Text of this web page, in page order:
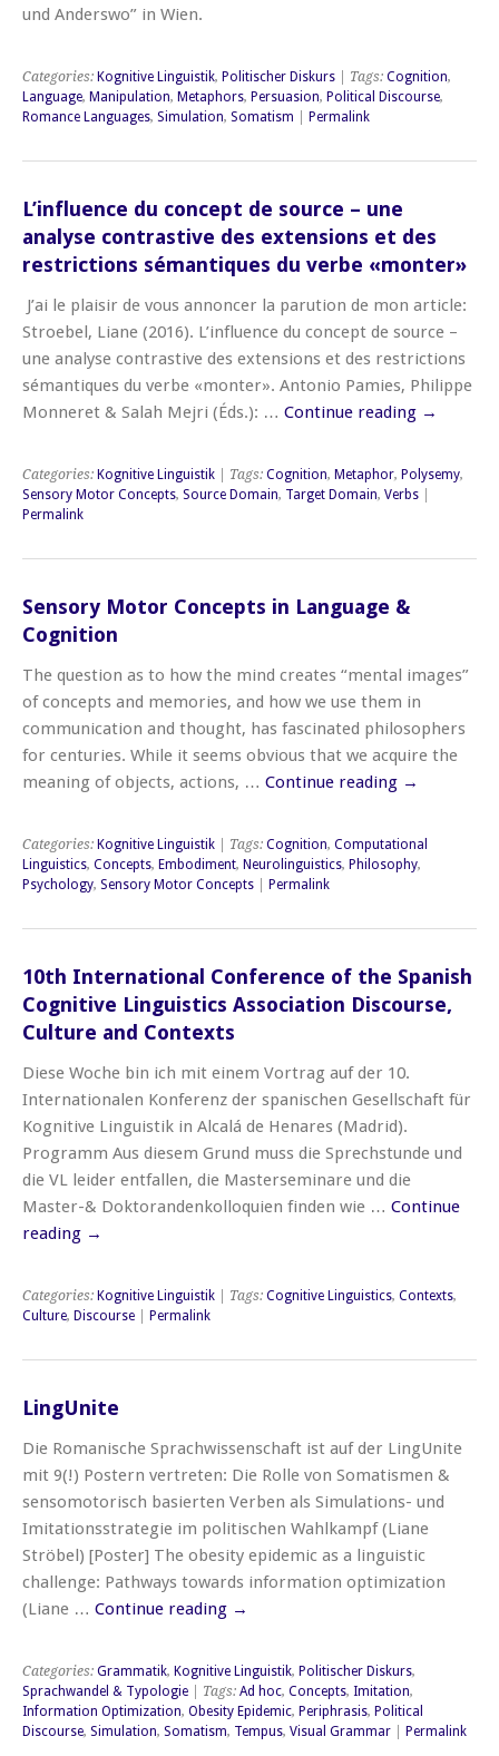
und Anderswo” in Wien.
Categories: Kognitive Linguistik, Politischer Diskurs | Tags: Cognition,
Language, Manipulation, Metaphors, Persuasion, Political Discourse,
Romance Languages, Simulation, Somatism Permalink
L’influence du concept de source – une
analyse contrastive des extensions et des
restrictions sémantiques du verbe «monter»
J’ai le plaisir de vous annoncer la parution de mon article:
Stroebel, Liane (2016). L’influence du concept de source –
une analyse contrastive des extensions et des restrictions
sémantiques du verbe «monter». Antonio Pamies, Philippe
Monneret & Salah Mejri (Éds.): … Continue reading →
Categories: Kognitive Linguistik | Tags: Cognition, Metaphor, Polysemy,
Sensory Motor Concepts, Source Domain, Target Domain, Verbs
Permalink
Sensory Motor Concepts in Language &
Cognition
The question as to how the mind creates “mental images”
of concepts and memories, and how we use them in
communication and thought, has fascinated philosophers
for centuries. While it seems obvious that we acquire the
meaning of objects, actions, … Continue reading →
Categories: Kognitive Linguistik | Tags: Cognition, Computational
Linguistics, Concepts, Embodiment, Neurolinguistics, Philosophy,
Psychology, Sensory Motor Concepts Permalink
10th International Conference of the Spanish
Cognitive Linguistics Association Discourse,
Culture and Contexts
Diese Woche bin ich mit einem Vortrag auf der 10.
Internationalen Konferenz der spanischen Gesellschaft für
Kognitive Linguistik in Alcalá de Henares (Madrid).
Programm Aus diesem Grund muss die Sprechstunde und
die VL leider entfallen, die Masterseminare und die
Master-& Doktorandenkolloquien finden wie … Continue
reading →
Categories: Kognitive Linguistik | Tags: Cognitive Linguistics, Contexts,
Culture, Discourse Permalink
LingUnite
Die Romanische Sprachwissenschaft ist auf der LingUnite
mit 9(!) Postern vertreten: Die Rolle von Somatismen &
sensomotorisch basierten Verben als Simulations- und
Imitationsstrategie im politischen Wahlkampf (Liane
Ströbel) [Poster] The obesity epidemic as a linguistic
challenge: Pathways towards information optimization
(Liane … Continue reading →
Categories: Grammatik, Kognitive Linguistik, Politischer Diskurs,
Sprachwandel & Typologie | Tags: Ad hoc, Concepts, Imitation,
Information Optimization, Obesity Epidemic, Periphrasis, Political
Discourse, Simulation, Somatism, Tempus, Visual Grammar Permalink